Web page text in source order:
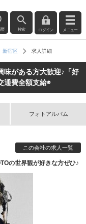
歴 検索 ログイン メニュー
新宿区 求人詳細
がある方大歓迎♪「好
通費全額支給◉
フォトアルバム
この会社の求人一覧
の世界観が好きな方ぜひ♪